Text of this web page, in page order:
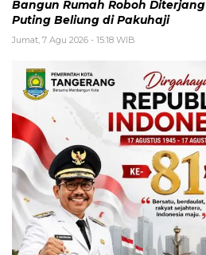
Bangun Rumah Roboh Diterjang
Puting Beliung di Pakuhaji
Jumat, 7 Agu 2026 - 15:18 WIB